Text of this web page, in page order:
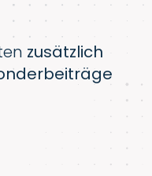
zusätzlich